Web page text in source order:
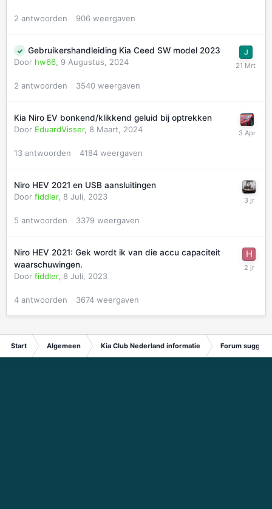
2 antwoorden 906 weergaven
Gebruikershandleiding Kia Ceed SW model 2023
Door hw66, 9 Augustus, 2024
2 antwoorden 3540 weergaven
Kia Niro EV bonkend/klikkend geluid bij optrekken
Door EduardVisser, 8 Maart, 2024
13 antwoorden 4184 weergaven
Niro HEV 2021 en USB aansluitingen
Door fiddler, 8 Juli, 2023
5 antwoorden 3379 weergaven
Niro HEV 2021: Gek wordt ik van die accu capaciteit
waarschuwingen.
Door fiddler, 8 Juli, 2023
4 antwoorden 3674 weergaven
Start Algemeen Kia Club Nederland informatie Forum